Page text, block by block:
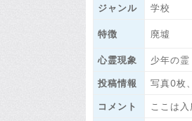
ジャンル 学校
特徴 廃墟
心霊現象 少年の霊
投稿情報 写真0枚
コメント ここは